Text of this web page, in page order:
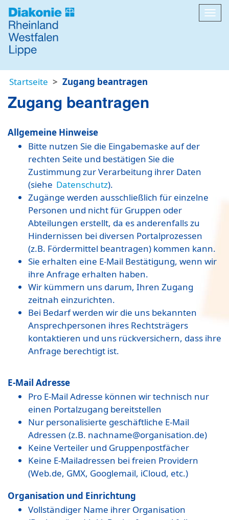
Startseite Zugang beantragen
Zugang beantragen
Allgemeine Hinweise
Bitte nutzen Sie die Eingabemaske auf der
rechten Seite und bestätigen Sie die
Zustimmung zur Verarbeitung ihrer Daten
(siehe Datenschutz).
Zugänge werden ausschließlich für einzelne
Personen und nicht für Gruppen oder
Abteilungen erstellt, da es anderenfalls zu
Hindernissen bei diversen Portalprozessen
(z.B. Fördermittel beantragen) kommen kann.
Sie erhalten eine E-Mail Bestätigung, wenn wir
ihre Anfrage erhalten haben.
Wir kümmern uns darum, Ihren Zugang
zeitnah einzurichten.
Bei Bedarf werden wir die uns bekannten
Ansprechpersonen ihres Rechtsträgers
kontaktieren und uns rückversichern, dass ihre
Anfrage berechtigt ist.
E-Mail Adresse
Pro E-Mail Adresse können wir technisch nur
einen Portalzugang bereitstellen
Nur personalisierte geschäftliche E-Mail
Adressen (z.B. nachname@organisation.de)
Keine Verteiler und Gruppenpostfächer
Keine E-Mailadressen bei freien Providern
(Web.de, GMX, Googlemail, iCloud, etc.)
Organisation und Einrichtung
Vollständiger Name ihrer Organisation